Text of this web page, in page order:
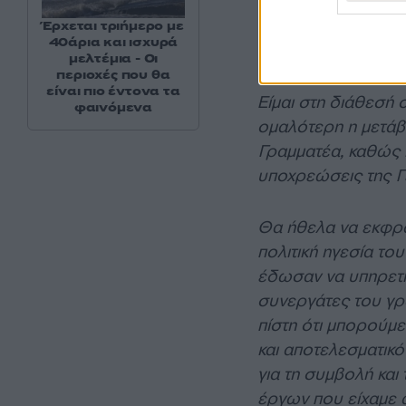
απαιτούν διαρκή
Είμαι στη διάθεσή
ομαλότερη η
Γραμματέα, καθώς
υποχρεώσεις της
Θα ήθελα να
πολιτική ηγεσία
έδωσαν να
συνεργάτες του
πίστη ότι
και
για τη συμβολή
έργων που είχαμε
Έρχεται τριήμερο με
40άρια και ισχυρά
μελτέμια - Οι
περιοχές που θα
είναι πιο έντονα τα
φαινόμενα